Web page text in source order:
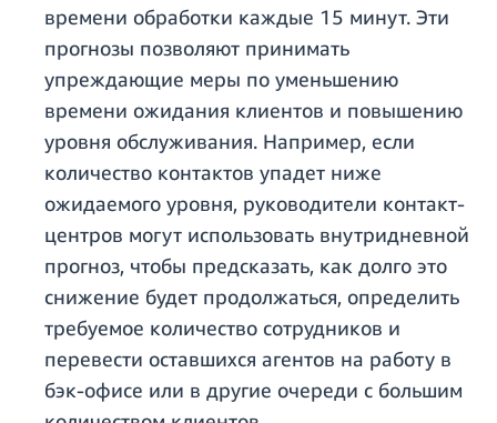
времени обработки каждые 15 минут. Эти
прогнозы позволяют принимать
упреждающие меры по уменьшению
времени ожидания клиентов и повышению
уровня обслуживания. Например, если
количество контактов упадет ниже
ожидаемого уровня, руководители контакт-
центров могут использовать внутридневной
прогноз, чтобы предсказать, как долго это
снижение будет продолжаться, определить
требуемое количество сотрудников и
перевести оставшихся агентов на работу в
бэк-офисе или в другие очереди с большим